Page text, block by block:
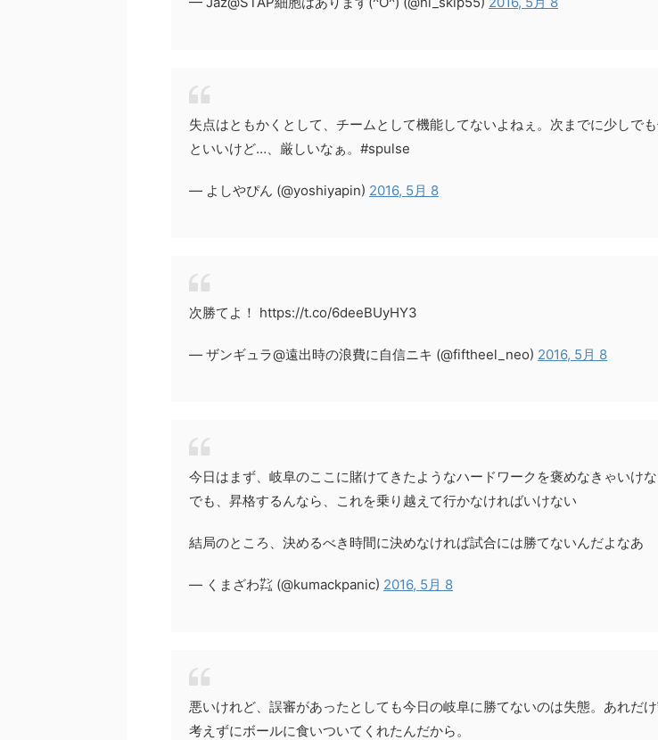
失点はともかくとして、チームとして機能してないよねぇ。次までに少しで
といいけど…、厳しいなぁ。#spulse
— よしやぴん (@yoshiyapin) 2016, 5月 8
次勝てよ！ https://t.co/6deeBUyHY3
— ザンギュラ@遠出時の浪費に自信ニキ (@fiftheel_neo) 2016, 5月 8
今日はまず、岐阜のここに賭けてきたようなハードワークを褒めなきゃいけ
でも、昇格するんなら、これを乗り越えて行かなければいけない
結局のところ、決めるべき時間に決めなければ試合には勝てないんだよなあ
— くまざわ㌠ (@kumackpanic) 2016, 5月 8
悪いけれど、誤審があったとしても今日の岐阜に勝てないのは失態。あれだ
考えずにボールに食いついてくれたんだから。